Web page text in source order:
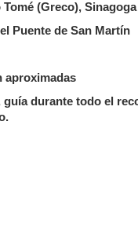
(Greco),
Puente de San Martín
aproximadas
durante todo el